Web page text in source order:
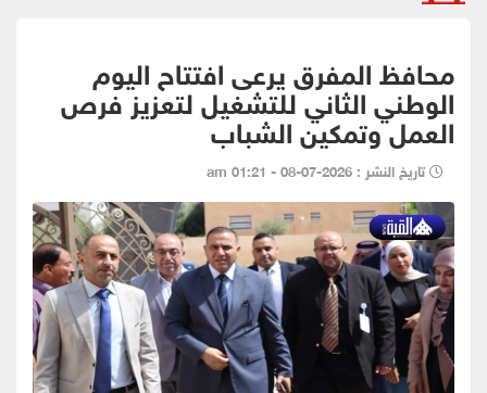
محافظ المفرق يرعى افتتاح اليوم
الوطني الثاني للتشغيل لتعزيز فرص
العمل وتمكين الشباب
تاريخ النشر : 2026-07-08 - 01:21 am